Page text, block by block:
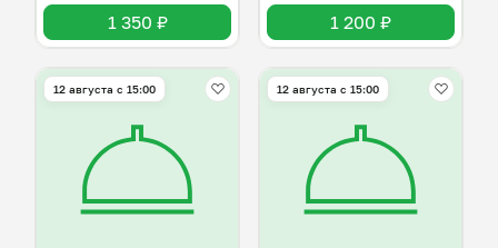
1 350 ₽ 1 200 ₽
12 августа с 15:00 12 августа с 15:00